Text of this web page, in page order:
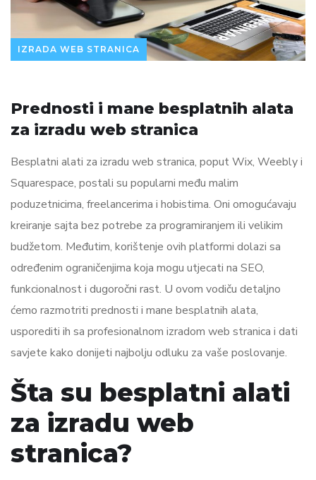
IZRADA WEB STRANICA
Prednosti i mane besplatnih alata
za izradu web stranica
Besplatni alati za izradu web stranica, poput Wix, Weebly i
Squarespace, postali su popularni među malim
poduzetnicima, freelancerima i hobistima. Oni omogućavaju
kreiranje sajta bez potrebe za programiranjem ili velikim
budžetom. Međutim, korištenje ovih platformi dolazi sa
određenim ograničenjima koja mogu utjecati na SEO,
funkcionalnost i dugoročni rast. U ovom vodiču detaljno
ćemo razmotriti prednosti i mane besplatnih alata,
usporediti ih sa profesionalnom izradom web stranica i dati
savjete kako donijeti najbolju odluku za vaše poslovanje.
Šta su besplatni alati
za izradu web
stranica?